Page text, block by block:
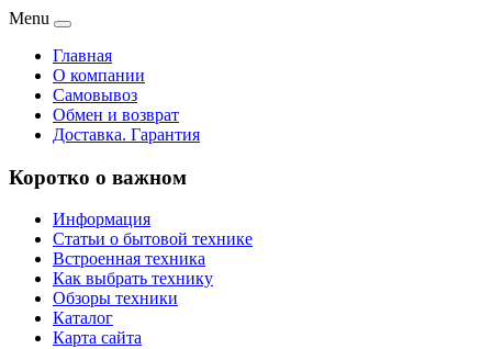
Menu
Главная
О компании
Самовывоз
Обмен и возврат
Доставка. Гарантия
Коротко о важном
Информация
Статьи о бытовой технике
Встроенная техника
Как выбрать технику
Обзоры техники
Каталог
Карта сайта